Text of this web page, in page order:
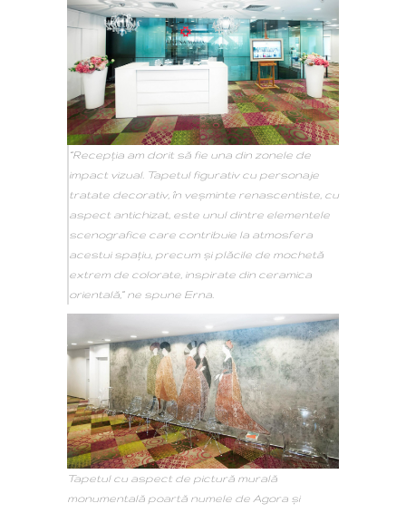
“Recepția am dorit să fie una din zonele de
impact vizual. Tapetul figurativ cu personaje
tratate decorativ, în veșminte renascentiste, cu
aspect antichizat, este unul dintre elementele
scenografice care contribuie la atmosfera
acestui spațiu, precum și plăcile de mochetă
extrem de colorate, inspirate din ceramica
orientală, ” ne spune Erna.
Tapetul cu aspect de pictură murală
monumentală poartă numele de Agora și